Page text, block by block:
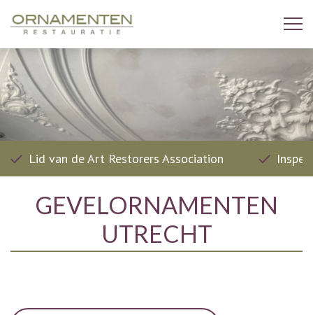
Lid van de Art Restorers Association
GEVELORNAMENTEN
UTRECHT